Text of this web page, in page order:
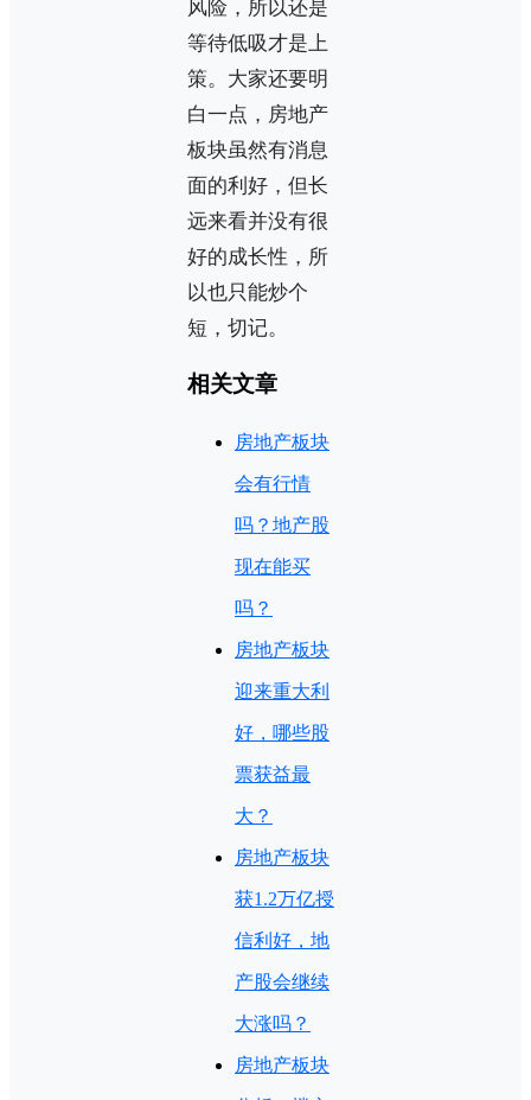
风险，所以还是
等待低吸才是上
策。大家还要明
白一点，房地产
板块虽然有消息
面的利好，但长
远来看并没有很
好的成长性，所
以也只能炒个
短，切记。
相关文章
房地产板块
会有行情
吗？地产股
现在能买
吗？
房地产板块
迎来重大利
好，哪些股
票获益最
大？
房地产板块
获1.2万亿授
信利好，地
产股会继续
大涨吗？
房地产板块